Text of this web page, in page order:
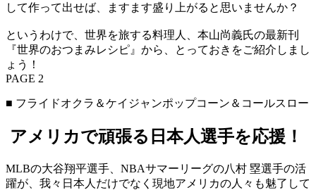
して作って出せば、ますます盛り上がると思いませんか？
というわけで、世界を旅する料理人、本山尚義氏の最新刊
『世界のおつまみレシピ』から、とっておきをご紹介しまし
ょう！
PAGE 2
■ フライドオクラ＆ケイジャンポップコーン＆コールスロー
アメリカで頑張る日本人選手を応援！
MLBの大谷翔平選手、NBAサマーリーグの八村 塁選手の活
躍が、我々日本人だけでなく現地アメリカの人々も魅了して